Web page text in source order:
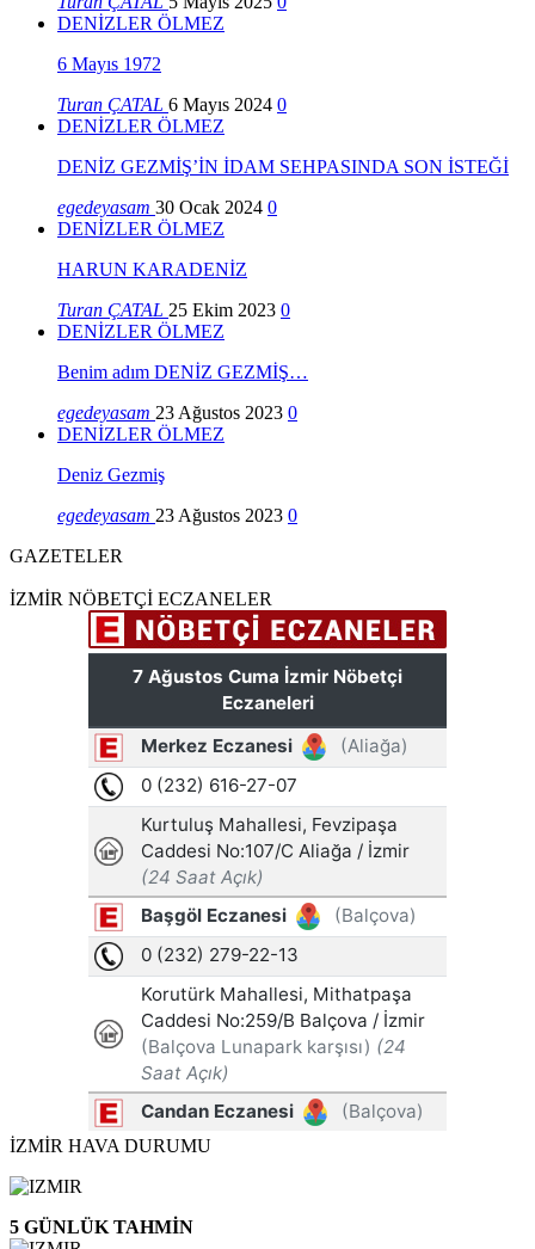
DENİZLER ÖLMEZ
6 Mayıs 1972
Turan ÇATAL 6 Mayıs 2024 0
DENİZLER ÖLMEZ
DENİZ GEZMİŞ’İN İDAM SEHPASINDA SON İSTEĞİ
egedeyasam 30 Ocak 2024 0
DENİZLER ÖLMEZ
HARUN KARADENİZ
Turan ÇATAL 25 Ekim 2023 0
DENİZLER ÖLMEZ
Benim adım DENİZ GEZMİŞ…
egedeyasam 23 Ağustos 2023 0
DENİZLER ÖLMEZ
Deniz Gezmiş
egedeyasam 23 Ağustos 2023 0
GAZETELER
İZMİR NÖBETÇİ ECZANELER
İZMİR HAVA DURUMU
5 GÜNLÜK TAHMİN